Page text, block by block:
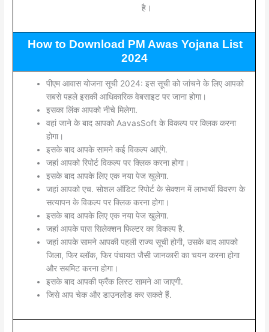
है।
How to Download PM Awas Yojana List
2024
पीएम आवास योजना सूची 2024: इस सूची को जांचने के लिए आपको
सबसे पहले इसकी आधिकारिक वेबसाइट पर जाना होगा।
इसका लिंक आपको नीचे मिलेगा.
वहां जाने के बाद आपको AavasSoft के विकल्प पर क्लिक करना
होगा।
इसके बाद आपके सामने कई विकल्प आएंगे.
जहां आपको रिपोर्ट विकल्प पर क्लिक करना होगा।
इसके बाद आपके लिए एक नया पेज खुलेगा.
जहां आपको एच. सोशल ऑडिट रिपोर्ट के सेक्शन में लाभार्थी विवरण के
सत्यापन के विकल्प पर क्लिक करना होगा।
इसके बाद आपके लिए एक नया पेज खुलेगा.
जहां आपके पास सिलेक्शन फिल्टर का विकल्प है.
जहां आपके सामने आपकी पहली राज्य सूची होगी, उसके बाद आपको
जिला, फिर ब्लॉक, फिर पंचायत जैसी जानकारी का चयन करना होगा
और सबमिट करना होगा।
इसके बाद आपकी फ्रैंक लिस्ट सामने आ जाएगी.
जिसे आप चेक और डाउनलोड कर सकते हैं.